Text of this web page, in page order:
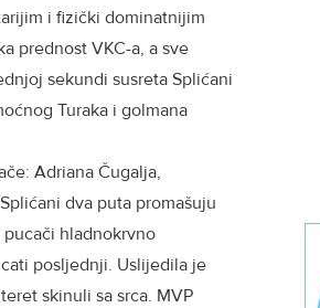
i fizički dominatnijim
prednost VKC-a, a sve
sekundi susreta Splićani
Turaka i golmana
Adriana Čugalja,
dva puta promašuju
hladnokrvno
posljednji. Uslijedila je
skinuli sa srca. MVP